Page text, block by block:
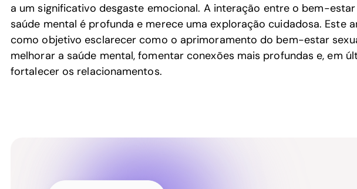
a um significativo desgaste emocional. A interação entre o bem-estar
saúde mental é profunda e merece uma exploração cuidadosa. Este
como objetivo esclarecer como o aprimoramento do bem-estar
melhorar a saúde mental, fomentar conexões mais profundas e, em
fortalecer os relacionamentos.